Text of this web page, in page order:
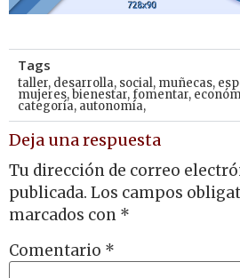
Tags
taller, desarrolla, social, muñecas,
mujeres,bienestar,fomentar,
categoría, autonomía,
Deja una respuesta
Tu dirección de correo
publicada. Los campos
marcados con *
Comentario *